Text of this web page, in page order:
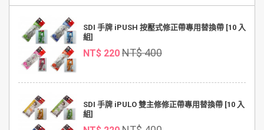
SDI 手牌 iPUSH 按壓式修正帶專用替換帶 [10 入
組]
NT$ 220 NT$ 400
SDI 手牌 iPULO 雙主修修正帶專用替換帶 [10 入
組]